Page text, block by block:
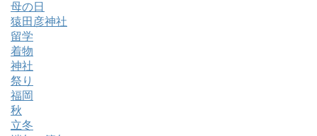
母の日
猿田彦神社
留学
着物
神社
祭り
福岡
秋
立冬